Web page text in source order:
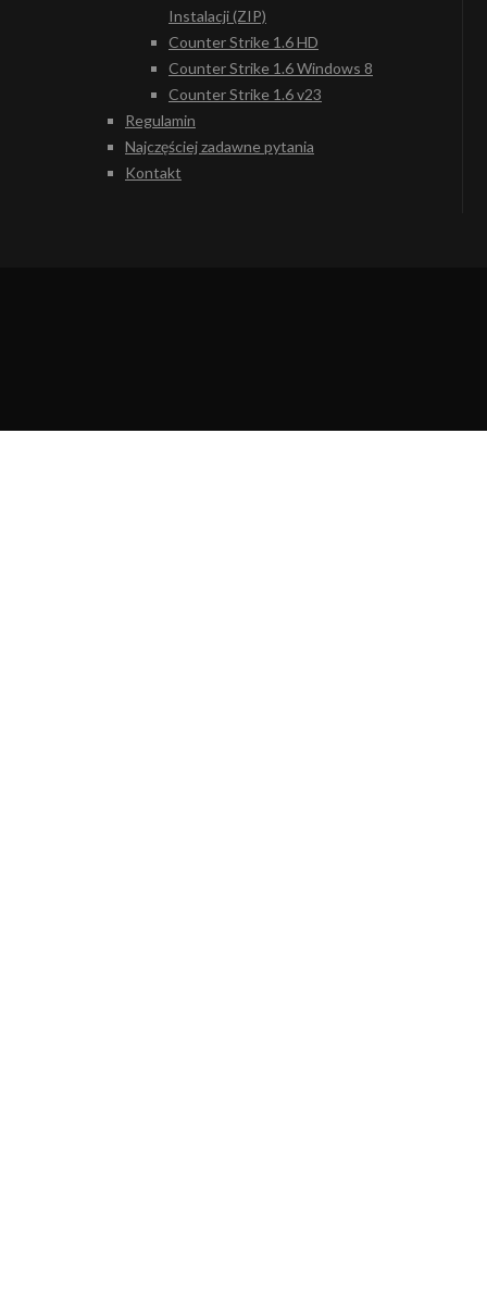
Instalacji (ZIP)
Counter Strike 1.6 HD
Counter Strike 1.6 Windows 8
Counter Strike 1.6 v23
Regulamin
Najczęściej zadawne pytania
Kontakt